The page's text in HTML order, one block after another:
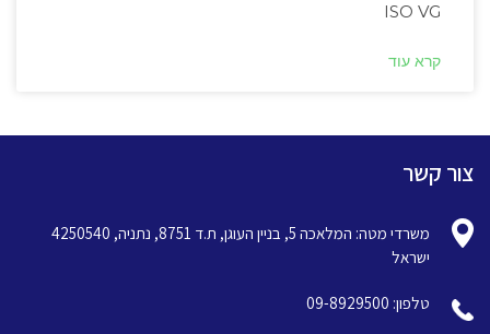
ISO VG
קרא עוד
צור קשר
משרדי מטה: המלאכה 5, בניין העוגן, ת.ד 8751, נתניה, 4250540
ישראל
טלפון: 09-8929500